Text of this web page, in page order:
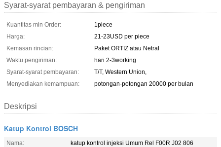
Syarat-syarat pembayaran & pengiriman
Kuantitas min Order:
1piece
Harga:
21-23USD per piece
Kemasan rincian:
Paket ORTIZ atau Netral
Waktu pengiriman:
hari 2-3working
Syarat-syarat pembayaran:
T/T, Western Union,
Menyediakan kemampuan:
potongan-potongan 20000 per bulan
Deskripsi
Katup Kontrol BOSCH
Nama:
katup kontrol injeksi Umum Rel F00R J02 806